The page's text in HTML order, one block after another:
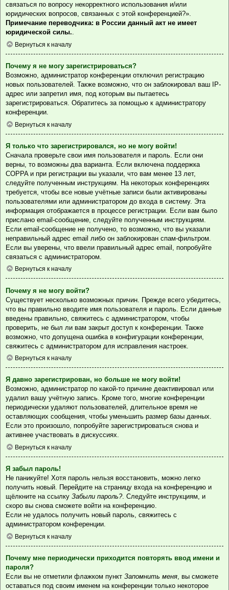
связаться по вопросу некорректного использования и/или
юридических вопросов, связанных с этой конференцией?».
Примечание переводчика: в России данный акт не имеет
юридической силы..
Вернуться к началу
Почему я не могу зарегистрироваться?
Возможно, администратор конференции отключил регистрацию
новых пользователей. Также возможно, что он заблокировал ваш IP-
адрес или запретил имя, под которым вы пытаетесь
зарегистрироваться. Обратитесь за помощью к администратору
конференции.
Вернуться к началу
Я только что зарегистрировался, но не могу войти!
Сначала проверьте свои имя пользователя и пароль. Если они
верны, то возможны два варианта. Если включена поддержка
COPPA и при регистрации вы указали, что вам менее 13 лет,
следуйте полученным инструкциям. На некоторых конференциях
требуется, чтобы все новые учётные записи были активированы
пользователями или администратором до входа в систему. Эта
информация отображается в процессе регистрации. Если вам было
прислано email-сообщение, следуйте полученным инструкциям.
Если email-сообщение не получено, то возможно, что вы указали
неправильный адрес email либо он заблокирован спам-фильтром.
Если вы уверены, что ввели правильный адрес email, попробуйте
связаться с администратором.
Вернуться к началу
Почему я не могу войти?
Существует несколько возможных причин. Прежде всего убедитесь,
что вы правильно вводите имя пользователя и пароль. Если данные
введены правильно, свяжитесь с администратором, чтобы
проверить, не был ли вам закрыт доступ к конференции. Также
возможно, что допущена ошибка в конфигурации конференции,
свяжитесь с администратором для исправления настроек.
Вернуться к началу
Я давно зарегистрирован, но больше не могу войти!
Возможно, администратор по какой-то причине деактивировал или
удалил вашу учётную запись. Кроме того, многие конференции
периодически удаляют пользователей, длительное время не
оставляющих сообщения, чтобы уменьшить размер базы данных.
Если это произошло, попробуйте зарегистрироваться снова и
активнее участвовать в дискуссиях.
Вернуться к началу
Я забыл пароль!
Не паникуйте! Хотя пароль нельзя восстановить, можно легко
получить новый. Перейдите на страницу входа на конференцию и
щёлкните на ссылку Забыли пароль?. Следуйте инструкциям, и
скоро вы снова сможете войти на конференцию.
Если не удалось получить новый пароль, свяжитесь с
администратором конференции.
Вернуться к началу
Почему мне периодически приходится повторять ввод имени и
пароля?
Если вы не отметили флажком пункт Запомнить меня , вы сможете
оставаться под своим именем на конференции только некоторое